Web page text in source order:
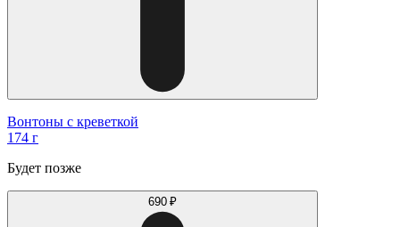
Вонтоны с креветкой
174 г
Будет позже
690 ₽